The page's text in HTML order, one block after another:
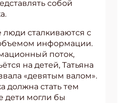
собой
люди сталкиваются с
информации.
поток,
на детей, Татьяна
«девятым валом».
должна стать тем
дети могли бы